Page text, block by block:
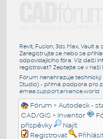
Revit, Fusion, 3ds Max, Vault
Zaregistrujte se nebo se
odpovídajícího fóra. Viz další
registrovat? Zeptejte se v naší
Fórum nenahrazuje
Studio) - přímá podpora pro
emea.support.arkance.world
Fórum >Autodesk -
CAD/GIS > Inventor
příspěvky
Najít
Registrovat